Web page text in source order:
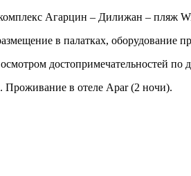
Агарцин – Дилижан – пляж
в палатках,
достопримечательностей по
Проживание в отеле Apar (2 ночи).